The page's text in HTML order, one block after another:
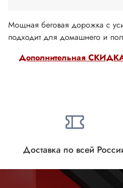
Дополнительная СКИДКА
Мощная беговая дорожка с
подходит для домашнего и
Доставка по всей